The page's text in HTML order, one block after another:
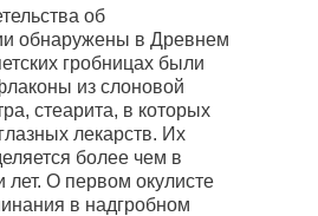
об
обнаружены в Древнем
гробницах были
из слоновой
стеарита, в которых
лекарств. Их
более чем в
лет. О первом окулисте
в надгробном